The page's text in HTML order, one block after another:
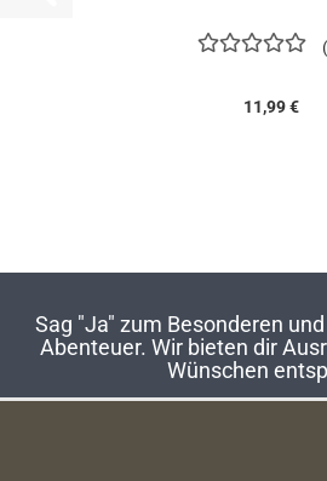
11,99 €
Sag "Ja" zum Besonderen
Abenteuer. Wir bieten dir
Wünschen